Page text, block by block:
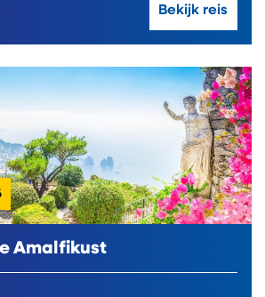
Bekijk reis
Amalfikust